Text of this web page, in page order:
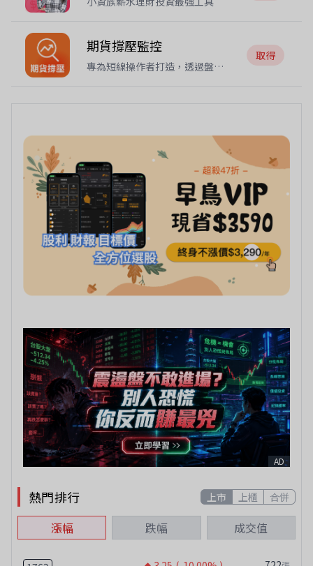
期貨撐壓監控
專為短線操作者打造，透過盤中
取得
AD
熱門排行 上市 上櫃 合併
漲幅 跌幅 成交值